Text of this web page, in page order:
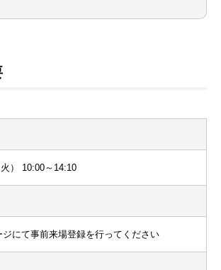
） 10:00～14:10
にて事前来場登録を行ってください